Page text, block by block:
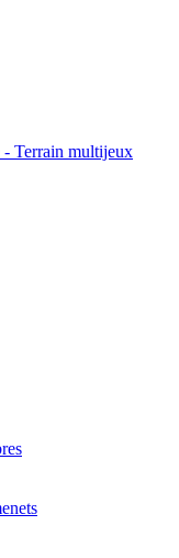
- Terrain multijeux